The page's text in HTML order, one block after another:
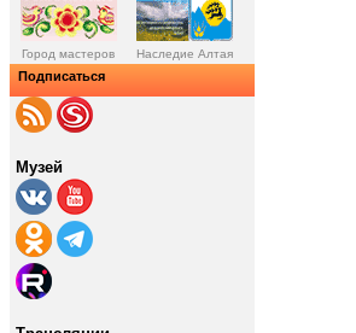
Город мастеров Наследие Алтая
Подписаться
Музей